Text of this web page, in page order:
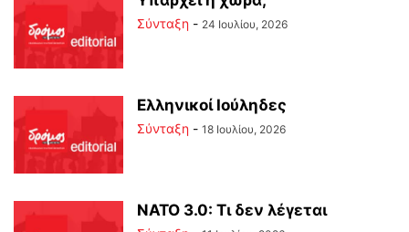
Σύνταξη - 24 Ιουλίου, 2026
Ελληνικοί Ιούληδες
Σύνταξη - 18 Ιουλίου, 2026
ΝΑΤΟ 3.0: Τι δεν λέγεται